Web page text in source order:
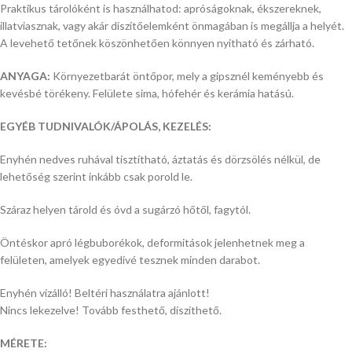
Praktikus tárolóként is használhatod: apróságoknak, ékszereknek,
illatviasznak, vagy akár díszítőelemként önmagában is megállja a helyét.
A levehető tetőnek köszönhetően könnyen nyitható és zárható.
ANYAGA: Környezetbarát öntőpor, mely a gipsznél keményebb és
kevésbé törékeny. Felülete sima, hófehér és kerámia hatású.
EGYÉB TUDNIVALÓK/ÁPOLÁS, KEZELÉS:
Enyhén nedves ruhával tisztítható, áztatás és dörzsölés nélkül, de
lehetőség szerint inkább csak porold le.
Száraz helyen tárold és óvd a sugárzó hőtől, fagytól.
Öntéskor apró légbuborékok, deformitások jelenhetnek meg a
felületen, amelyek egyedivé tesznek minden darabot.
Enyhén vízálló! Beltéri használatra ajánlott!
Nincs lekezelve! Tovább festhető, díszíthető.
MÉRETE: